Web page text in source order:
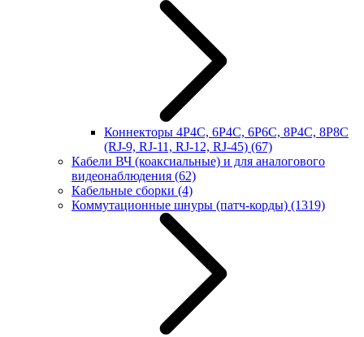
Коннекторы 4P4C, 6P4C, 6P6C, 8P4C, 8P8C
(RJ-9, RJ-11, RJ-12, RJ-45) (67)
Кабели ВЧ (коаксиальные) и для аналогового
видеонаблюдения (62)
Кабельные сборки (4)
Коммутационные шнуры (патч-корды) (1319)